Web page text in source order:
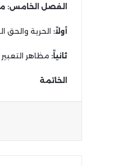
الفصل الخامس:
أولاً: الحرية والحق
ثانياً: مظاهر
الخاتمة